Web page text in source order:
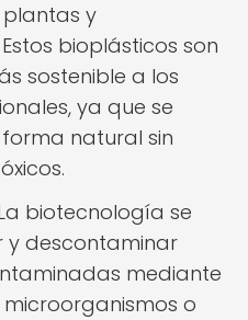
y
bioplásticos son
sostenible a los
ya que se
natural sin
biotecnología se
y descontaminar
mediante
o